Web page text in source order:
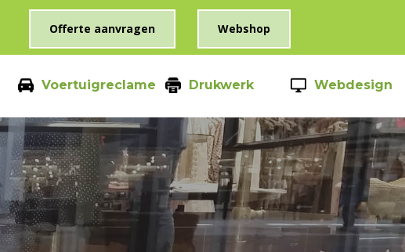
Offerte aanvragen Webshop
Voertuigreclame Drukwerk Webdesign